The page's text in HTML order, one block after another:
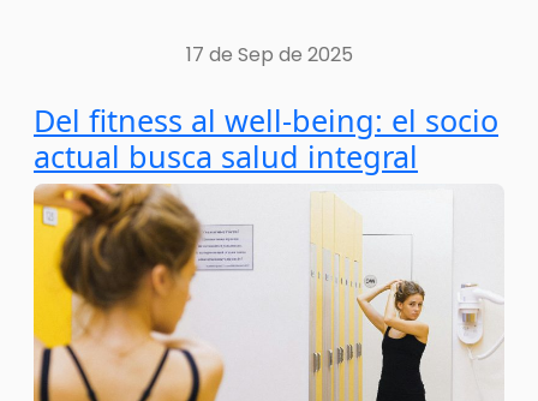
17 de Sep de 2025
Del fitness al well-being: el socio
actual busca salud integral